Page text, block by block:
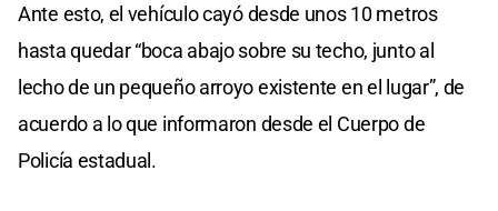
Ante esto, el vehículo cayó desde unos 10 metros
hasta quedar “boca abajo sobre su techo, junto al
lecho de un pequeño arroyo existente en el lugar”, de
acuerdo a lo que informaron desde el Cuerpo de
Policía estadual.